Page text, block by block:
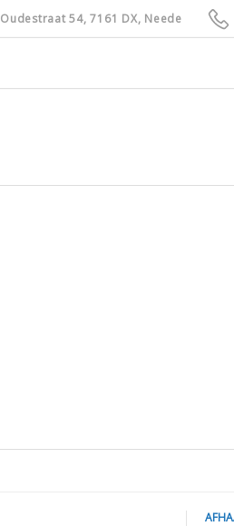
Oudestraat 54, 7161 DX, Neede